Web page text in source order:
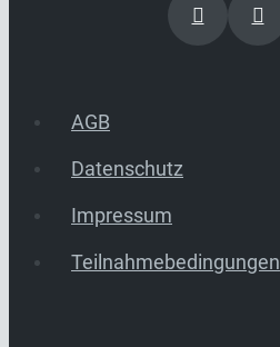
AGB
Datenschutz
Impressum
Teilnahmebedingungen